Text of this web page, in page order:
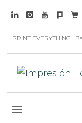
PRINT EVERYTHING |